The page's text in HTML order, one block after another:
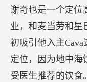
谢奇也是一个定位
业，和麦当劳和星
初吸引他入主
定位，因为地中海
受医生推荐的饮食。